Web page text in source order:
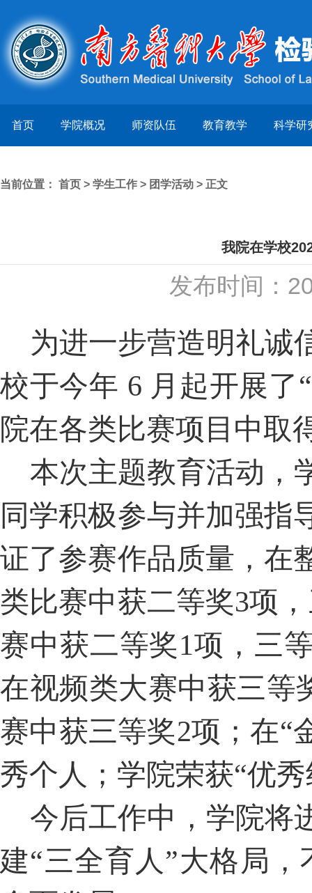
首页 学院概况 师资队伍 教育教学 科学研
当前位置： 首页 > 学生工作 > 团学活动 > 正文
我院在学校
发布时间：
为进一步营造明礼诚
校于今年 6 月起开展了
院在各类比赛项目中取
本次主题教育活动，
同学积极参与并加强指
证了参赛作品质量，在
类比赛中获二等奖3项
赛中获二等奖1项，三
在视频类大赛中获三等
赛中获三等奖2项；在“
秀个人；学院荣获“优
今后工作中，学院将
建“三全育人”大格局